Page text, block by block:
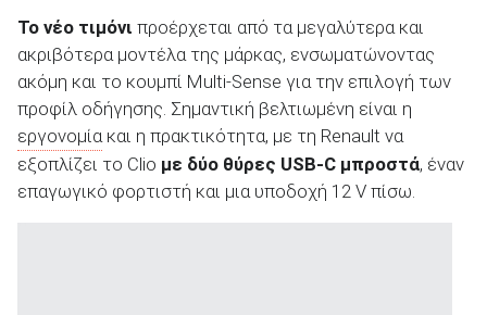
Το νέο τιμόνι προέρχεται από τα μεγαλύτερα και
ακριβότερα μοντέλα της μάρκας, ενσωματώνοντας
ακόμη και το κουμπί Multi-Sense για την επιλογή των
προφίλ οδήγησης. Σημαντική βελτιωμένη είναι η
εργονομία και η πρακτικότητα, με τη Renault να
εξοπλίζει το Clio με δύο θύρες USB-C μπροστά, έναν
επαγωγικό φορτιστή και μια υποδοχή 12 V πίσω.